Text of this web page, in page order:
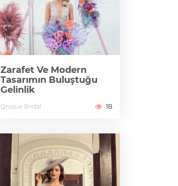
Zarafet Ve Modern
Tasarımın Buluştuğu
Gelinlik
Qnique Bridal 1B